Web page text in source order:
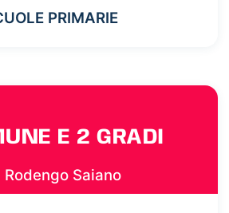
PRIMARIE
E 2 GRADI
Rodengo Saiano